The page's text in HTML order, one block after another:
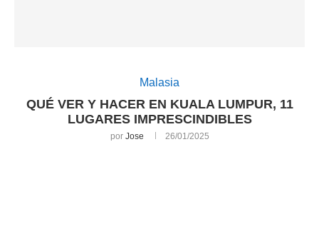
Malasia
QUÉ VER Y HACER EN KUALA LUMPUR, 11
LUGARES IMPRESCINDIBLES
por Jose 26/01/2025